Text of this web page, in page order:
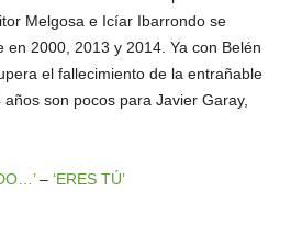
Melgosa e Icíar Ibarrondo se
en 2000, 2013 y 2014. Ya con Belén
el fallecimiento de la entrañable
son pocos para Javier Garay,
– ‘ERES TÚ’